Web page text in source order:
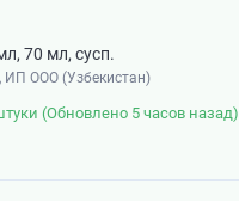
70 мл, сусп.
ИП ООО (Узбекистан)
(Обновлено 5 часов назад)